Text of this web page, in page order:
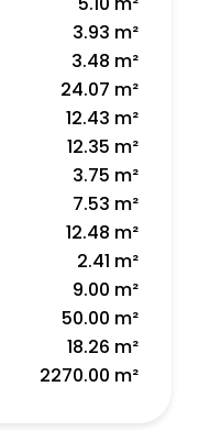
3.93 m²
3.48 m²
24.07 m²
12.43 m²
12.35 m²
3.75 m²
7.53 m²
12.48 m²
2.41 m²
9.00 m²
50.00 m²
18.26 m²
2270.00 m²